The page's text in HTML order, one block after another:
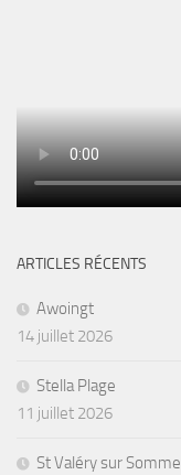
ARTICLES RÉCENTS
Awoingt
14 juillet 2026
Stella Plage
11 juillet 2026
St Valéry sur Somme